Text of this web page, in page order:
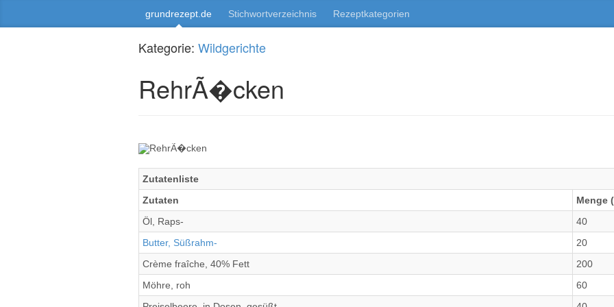
grundrezept.de Stichwortverzeichnis Rezeptkategorien
Kategorie: Wildgerichte
RehrÃ�cken
Zutatenliste
Zutaten
Menge
Öl, Raps-
40
Butter, Süßrahm-
20
Crème fraîche, 40% Fett
200
Möhre, roh
60